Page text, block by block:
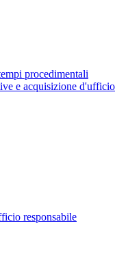
procedimentali
e acquisizione d'ufficio
responsabile